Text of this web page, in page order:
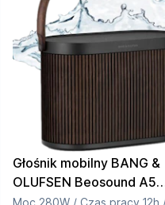
Głośnik mobilny BANG &
OLUFSEN Beosound A5
Brązowy